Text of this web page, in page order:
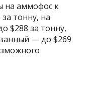
на аммофос к
тонну, на
$288 за тонну,
— до $269